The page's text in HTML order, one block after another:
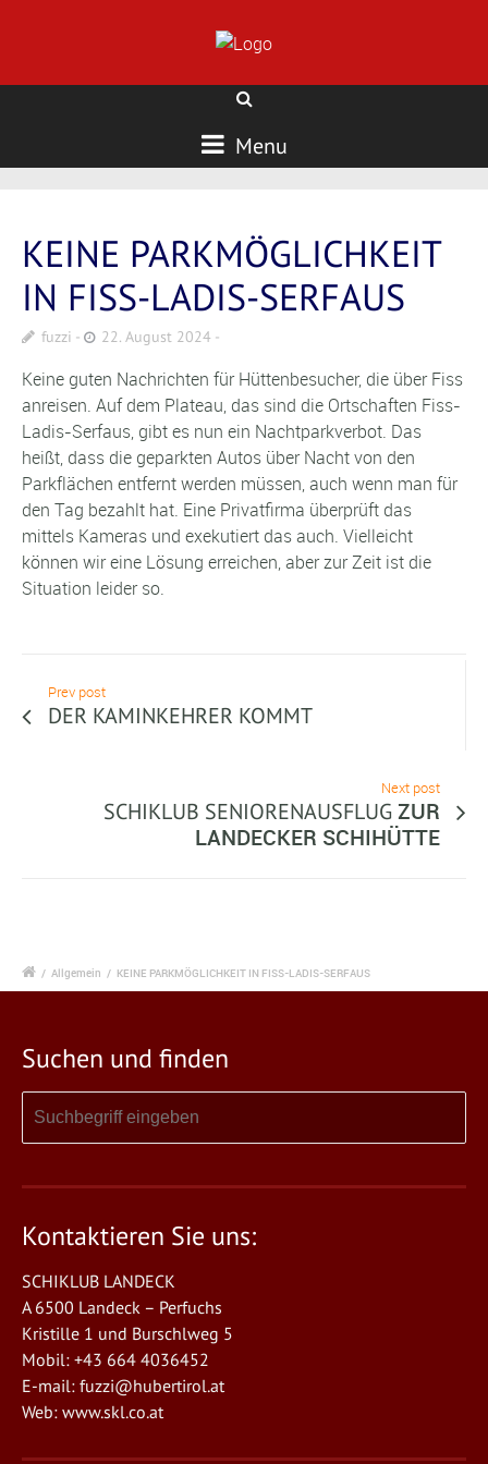
Menu
KEINE PARKMÖGLICHKEIT
IN FISS-LADIS-SERFAUS
fuzzi 22. August 2024
Keine guten Nachrichten für Hüttenbesucher, die über Fiss
anreisen. Auf dem Plateau, das sind die Ortschaften Fiss-
Ladis-Serfaus, gibt es nun ein Nachtparkverbot. Das
heißt, dass die geparkten Autos über Nacht von den
Parkflächen entfernt werden müssen, auch wenn man für
den Tag bezahlt hat. Eine Privatfirma überprüft das
mittels Kameras und exekutiert das auch. Vielleicht
können wir eine Lösung erreichen, aber zur Zeit ist die
Situation leider so.
Prev post
DER KAMINKEHRER KOMMT
Next post
SCHIKLUB SENIORENAUSFLUGZUR
LANDECKER SCHIHÜTTE
/ Allgemein / KEINE PARKMÖGLICHKEIT IN FISS-LADIS-SERFAUS
Suchen und finden
Kontaktieren Sie uns:
SCHIKLUB LANDECK
A 6500 Landeck – Perfuchs
Kristille 1 und Burschlweg 5
Mobil: +43 664 4036452
E-mail: fuzzi@hubertirol.at
Web: www.skl.co.at